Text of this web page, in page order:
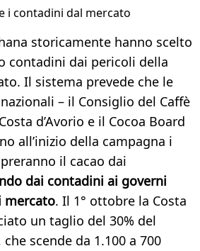
i contadini dal mercato
storicamente hanno scelto
contadini dai pericoli della
Il sistema prevede che le
– il Consiglio del Caffè
d’Avorio e il Cocoa Board
all’inizio della campagna i
il cacao dai
dai contadini ai governi
mercato. Il 1° ottobre la Costa
un taglio del 30% del
scende da 1.100 a 700